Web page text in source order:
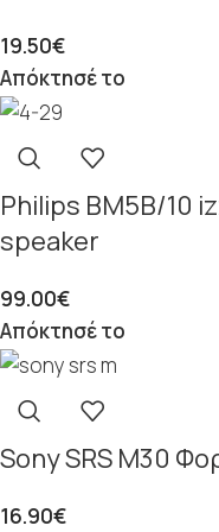
19.50€
Απόκτησέ το
Philips BM5B/10
speaker
99.00€
Απόκτησέ το
Sony SRS M30
16.90€